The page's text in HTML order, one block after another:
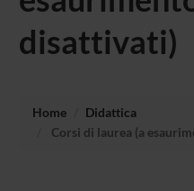
disattivati)
Home
Didattica
Corsi di laurea (a